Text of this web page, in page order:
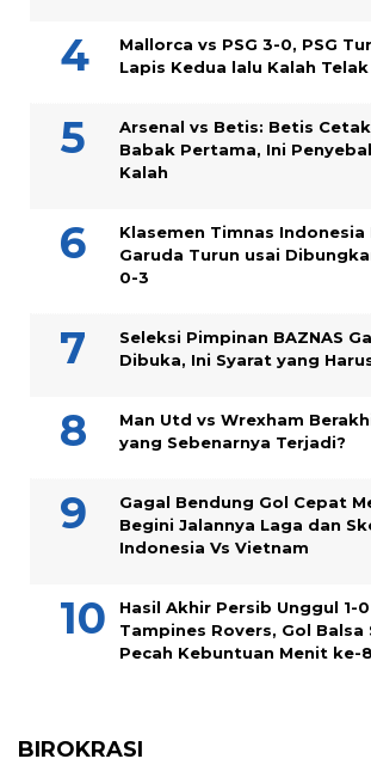
Mallorca vs PSG 3-0, PSG
Lapis Kedua lalu Kalah Telak
Arsenal vs Betis: Betis
Babak Pertama, Ini
Kalah
Klasemen Timnas Indonesia
Garuda Turun usai
0-3
Seleksi Pimpinan BAZNAS
Dibuka, Ini Syarat yang
Man Utd vs Wrexham
yang Sebenarnya Terjadi?
Gagal Bendung Gol Cepat
Begini Jalannya Laga dan
Indonesia Vs Vietnam
Hasil Akhir Persib Unggul 1-
Tampines Rovers, Gol Balsa
Pecah Kebuntuan Menit ke-
BIROKRASI